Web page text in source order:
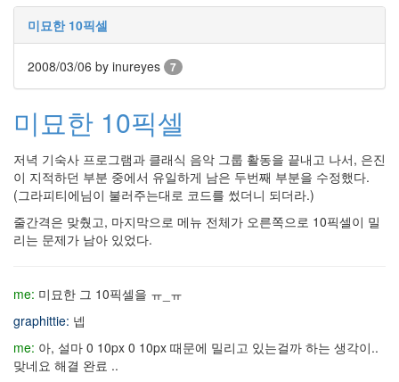
미묘한 10픽셀
2008/03/06 by inureyes 7
미묘한 10픽셀
저녁 기숙사 프로그램과 클래식 음악 그룹 활동을 끝내고 나서, 은진
이 지적하던 부분 중에서 유일하게 남은 두번째 부분을 수정했다.
(그라피티에님이 불러주는대로 코드를 썼더니 되더라.)
줄간격은 맞췄고, 마지막으로 메뉴 전체가 오른쪽으로 10픽셀이 밀
리는 문제가 남아 있었다.
me: 미묘한 그 10픽셀을 ㅠ_ㅠ
graphittie: 넵
me: 아, 설마 0 10px 0 10px 때문에 밀리고 있는걸까 하는 생각이..
맞네요 해결 완료 ..
족
주
밴
드
한
속
의
세
용
꽃
textcube.org